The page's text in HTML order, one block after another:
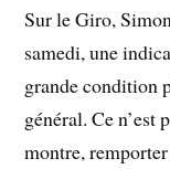
Sur le Giro,
samedi, une
grande condition
général. Ce n’est
montre,